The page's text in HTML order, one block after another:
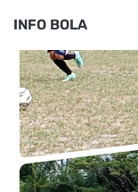
INFO BOLA